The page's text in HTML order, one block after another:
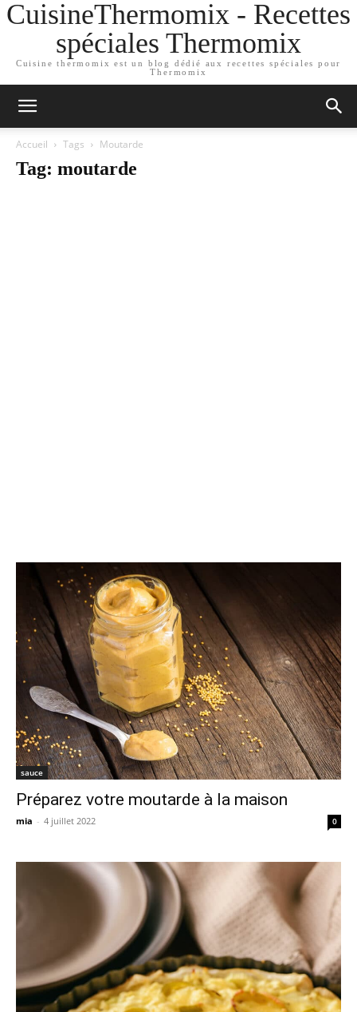
CuisineThermomix - Recettes
spéciales Thermomix
Cuisine thermomix est un blog dédié aux recettes spéciales pour
Thermomix
Accueil Tags Moutarde
Tag: moutarde
sauce
Préparez votre moutarde à la maison
mia - 4 juillet 2022 0